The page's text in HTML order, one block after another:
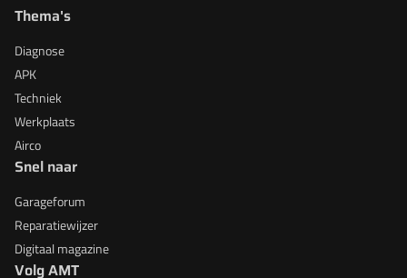
Thema's
Diagnose
APK
Techniek
Werkplaats
Airco
Snel naar
Garageforum
Reparatiewijzer
Digitaal magazine
Volg AMT